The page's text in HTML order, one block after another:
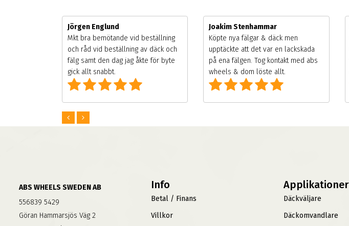
Jörgen Englund
Mkt bra bemötande vid beställning
och råd vid beställning av däck och
fälg samt den dag jag åkte för byte
gick allt snabbt.
Joakim Stenhammar
Köpte nya fälgar & däck men
upptäckte att det var en lackskada
på ena fälgen. Tog kontakt med abs
wheels & dom löste allt.
ABS WHEELS SWEDEN AB
556839 5429
Göran Hammarsjös Väg 2
Info
Betal / Finans
Villkor
Applikationer
Däckväljare
Däckomvandlare